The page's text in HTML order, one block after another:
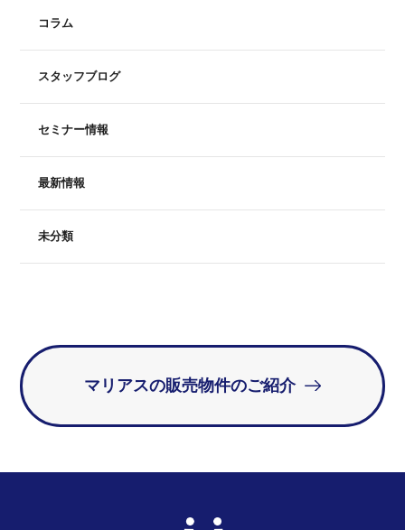
コラム
スタッフブログ
セミナー情報
最新情報
未分類
マリアスの販売物件のご紹介